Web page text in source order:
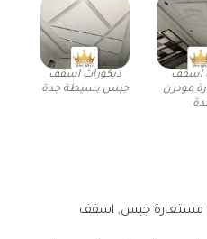
اسقف
مودرن
ديكورات اسقف
جبس بسيطة جدة
مستعارة جبس, اسقف